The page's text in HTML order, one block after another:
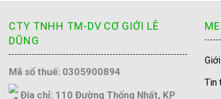
CTY TNHH TM-DV CƠ GIỚI LÊ
DŨNG
Mã số thuế: 0305900894
Địa chỉ: 110 Đường Thống Nhất, KP
Tin